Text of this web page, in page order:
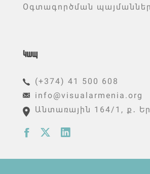
Օգտագործման պայմաններ
Կապ
(+374) 41 500 608
info@visualarmenia.org
Անտառային 164/1, ք․